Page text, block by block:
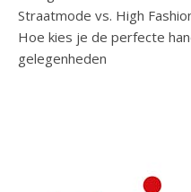
Straatmode vs. High
Hoe kies je de perfecte
gelegenheden